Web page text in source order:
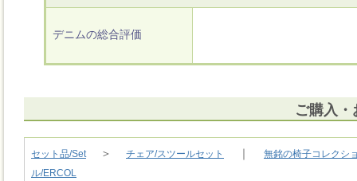
デニムの総合評価
ご購入
セット品/Set＞ チェア/スツールセット
無銘の椅子コレクシ
ル/ERCOL